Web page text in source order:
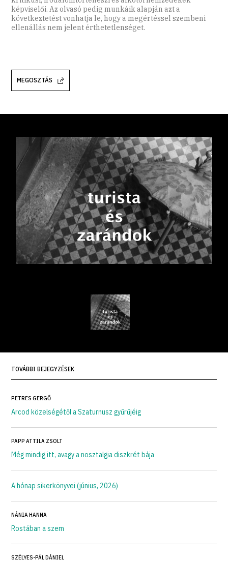
képviselői. Az olvasó pedig munkáik alapján azt a
következtetést vonhatja le, hogy a megértéssel szembeni
ellenállás nem jelent érthetetlenséget.
MEGOSZTÁS
TOVÁBBI BEJEGYZÉSEK
PETRES GERGŐ
Arcod közelségétől a Szaturnusz gyűrűjéig
PAPP ATTILA ZSOLT
Még mindig itt, avagy a nosztalgia diszkrét bája
A hónap sikerkönyvei (június, 2026)
NÁNIA HANNA
Rostában a szem
SZÉLYES-PÁL DÁNIEL